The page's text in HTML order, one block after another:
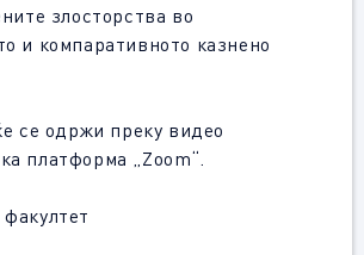
злосторства во
и компаративното казнено
се одржи преку видео
платформа „Zoom“.